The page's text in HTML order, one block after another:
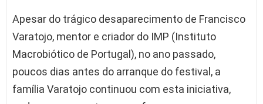
Apesar do trágico desaparecimento de Francisco
Varatojo, mentor e criador do IMP (Instituto
Macrobiótico de Portugal), no ano passado,
poucos dias antes do arranque do festival, a
família Varatojo continuou com esta iniciativa,